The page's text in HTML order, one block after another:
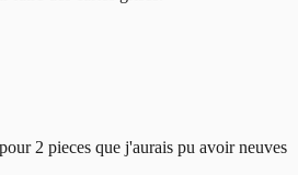
2 pieces que j'aurais pu avoir neuves